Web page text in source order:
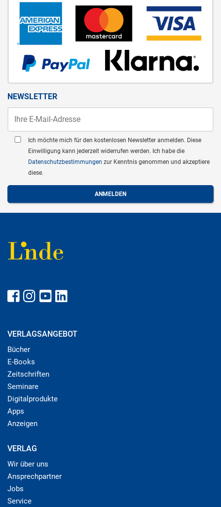
NEWSLETTER
Ich möchte mich für den kostenlosen Newsletter anmelden. Diese
Einwilligung kann jederzeit widerrufen werden. Ich habe die
Datenschutzbestimmungen zur Kenntnis genommen und akzeptiere
diese.
VERLAGSANGEBOT
Bücher
E-Books
Zeitschriften
Seminare
Digitalprodukte
Apps
Anzeigen
VERLAG
Wir über uns
Ansprechpartner
Jobs
Service